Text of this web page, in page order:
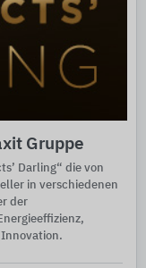
Gruppe
Darling“ die von
in verschiedenen
der